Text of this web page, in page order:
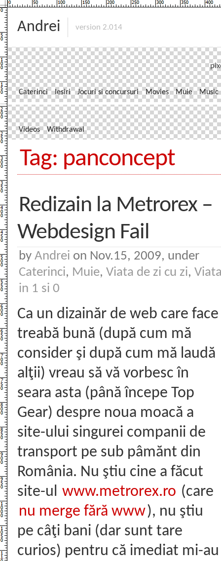
Andrei version 2.014
Caterinci Iesiri Jocuri si concursuri Movies Muie Music
Videos Withdrawal
Tag: panconcept
Redizain la Metrorex –
Webdesign Fail
by Andrei on Nov.15, 2009, under
Caterinci, Muie, Viata de zi cu zi,
in 1 si 0
Ca un dizainăr de web care face
treabă bună (după cum mă
consider şi după cum mă laudă
alţii) vreau să vă vorbesc în
seara asta (până începe Top
Gear) despre noua moacă a
site-ului singurei companii de
transport pe sub pâmănt din
România. Nu ştiu cine a făcut
site-ul www.metrorex.ro (care
nu merge fără www), nu ştiu
pe câţi bani (dar sunt tare
curios) pentru că imediat mi-au